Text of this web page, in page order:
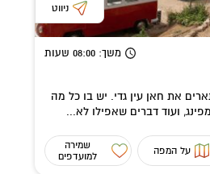
ניווט
משך: 08:00 שעות
את חאן עין גדי. יש בו כל מה
ועוד דברים שאפילו לא...
על המפה
שמירה
למועדפים